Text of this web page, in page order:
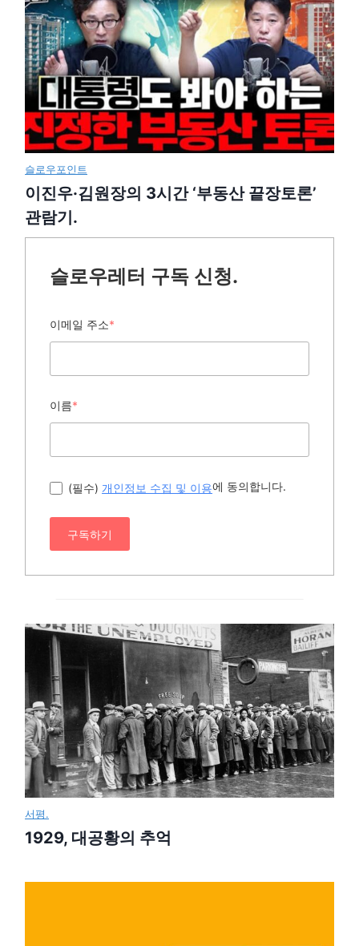
슬로우포인트
이진우·김원장의 3시간 ‘부동산 끝장토론’
관람기.
슬로우레터 구독 신청.
이메일 주소*
이름*
(필수) 개인정보 수집 및 이용에 동의합니다.
구독하기
서평.
1929, 대공황의 추억